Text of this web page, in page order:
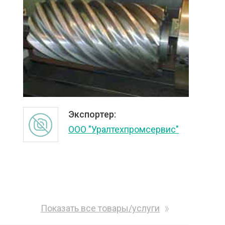
Экспортер:
ООО "Уралтехпромсервис"
Показать все товары/услуги